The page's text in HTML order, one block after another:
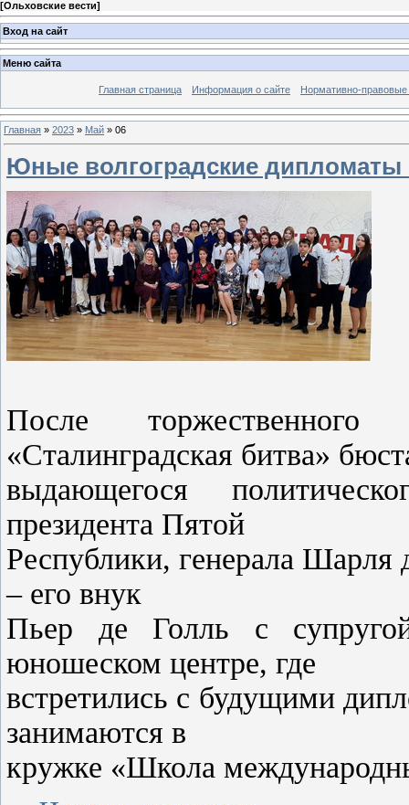
[Ольховские вести]
Вход на сайт
Меню сайта
Главная страница Информация о сайте Нормативно-правовые
Главная » 2023 » Май » 06
Юные волгоградские дипломаты
После
«Сталинградская битва»
выдающегося
президента Пятой
Республики, генерала Шарля
– его внук
Пьер де Голль с
юношеском центре, где
встретились с будущими
занимаются в
кружке «Школа